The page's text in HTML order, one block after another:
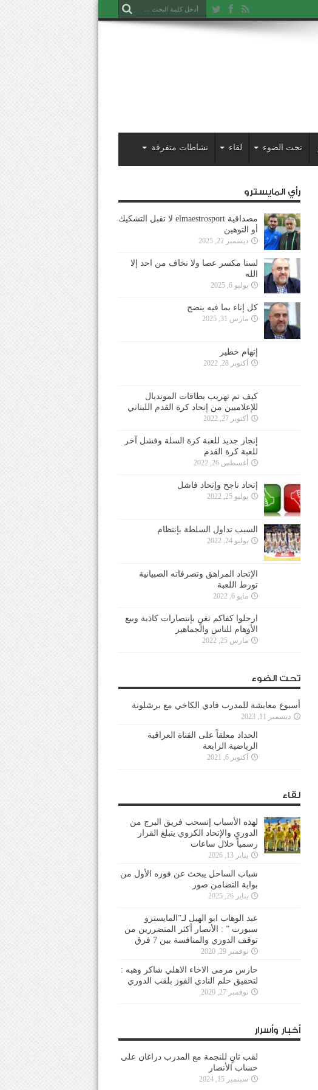
تحت الضوء لقاء نشاطات متفرقة
رأي المايسترو
مصداقية elmaestrosport لا تقبل التشكيك
أو التوهين
ديسمبر 22, 2025
لسنا مكسر عصا ولا نخاف من احد إلا
الله
يوليو 6, 2025
كل إناء بما فيه ينضح
مارس 31, 2025
إتهام خطير
أكتوبر 28, 2022
كيف تم تهريب بطاقات المونديال
للإعلاميين من إتحاد كرة القدم اللبناني
أكتوبر 27, 2022
إنجاز جديد للعبة كرة السلة وفشل آخر
للعبة كرة القدم
أغسطس 26, 2022
إتحاد ناجح وإتحاد فاشل
يوليو 25, 2022
السبب تداول السلطة بإنتظام
يوليو 24, 2022
الإتحاد المراهق وتصرفاته الصبيانية
تورط اللعبة
مايو 6, 2022
ارحلوا كفاكم تغنٍ بإنتصارات كاذبة وبيع
الأوهام للناس والجماهير
مارس 25, 2022
تحت الضوء
أسبوع معايشة للمدرب فادي الكاخي مع برشلونة
ديسمبر 11, 2023
الحداد معلقاً على القناة العراقية
الرياضية الرابعة
أكتوبر 6, 2021
لقاء
لهذه الأسباب إنسحب فريق البرج من
الدوري والإتحاد الكروي يتبلغ القرار
رسمياً خلال ساعات
يناير 13, 2026
شباب الساحل يبحث عن فوزه الأول من
بوابة التضامن صور
يناير 26, 2025
عبد الوهاب ابو الهيل لـ”المايسترو
سبورت ” : الأنصار أكثر المتضررين من
توقف الدوري والمنافسة بين 7 فرق
نوفمبر 29, 2020
حارس مرمى الاخاء الاهلي شاكر وهبه :
لتحقيق حلم النادي الفوز بلقب الدوري
نوفمبر 27, 2020
أخبار وأسرار
لقب ثانٍ للنجمة مع المدرب دراغان على
حساب الأنصار
سبتمبر 15, 2024